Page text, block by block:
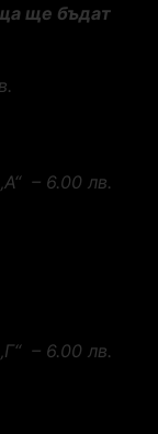
ще бъдат
– 6.00 лв.
– 6.00 лв.